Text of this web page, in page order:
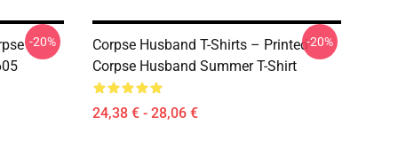
-20%
Corpse Husband T-Shirts – Printed
Corpse Husband Summer T-Shirt
24,38 € - 28,06 €
-20%